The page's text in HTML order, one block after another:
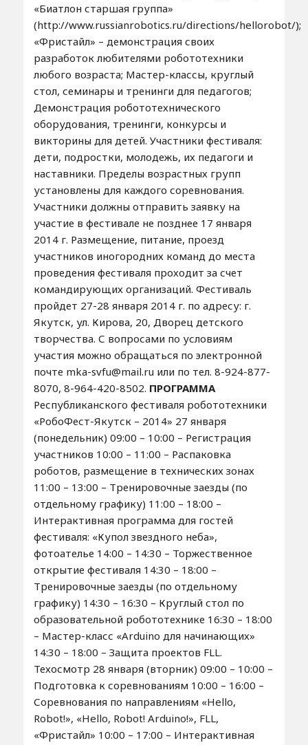
«Биатлон старшая группа»
(http://www.russianrobotics.ru/directions/hellorobot/);
«Фристайл» – демонстрация своих
разработок любителями робототехники
любого возраста; Мастер-классы, круглый
стол, семинары и тренинги для педагогов;
Демонстрация робототехнического
оборудования, тренинги, конкурсы и
викторины для детей. Участники фестиваля:
дети, подростки, молодежь, их педагоги и
наставники. Пределы возрастных групп
установлены для каждого соревнования.
Участники должны отправить заявку на
участие в фестивале не позднее 17 января
2014 г. Размещение, питание, проезд
участников иногородних команд до места
проведения фестиваля проходит за счет
командирующих организаций. Фестиваль
пройдет 27-28 января 2014 г. по адресу: г.
Якутск, ул. Кирова, 20, Дворец детского
творчества. С вопросами по условиям
участия можно обращаться по электронной
почте mka-svfu@mail.ru или по тел. 8-924-877-
8070, 8-964-420-8502. ПРОГРАММА
Республиканского фестиваля робототехники
«РобоФест-Якутск – 2014» 27 января
(понедельник) 09:00 – 10:00 – Регистрация
участников 10:00 – 11:00 – Распаковка
роботов, размещение в технических зонах
11:00 – 13:00 – Тренировочные заезды (по
отдельному графику) 11:00 – 18:00 –
Интерактивная программа для гостей
фестиваля: «Купол звездного неба»,
фотоателье 14:00 – 14:30 – Торжественное
открытие фестиваля 14:30 – 18:00 –
Тренировочные заезды (по отдельному
графику) 14:30 – 16:30 – Круглый стол по
образовательной робототехнике 16:30 – 18:00
– Мастер-класс «Arduino для начинающих»
14:30 – 18:00 – Защита проектов FLL.
Техосмотр 28 января (вторник) 09:00 – 10:00 –
Подготовка к соревнованиям 10:00 – 16:00 –
Соревнования по направлениям «Hello,
Robot!», «Hello, Robot! Arduino!», FLL,
«Фристайл» 10:00 – 17:00 – Интерактивная